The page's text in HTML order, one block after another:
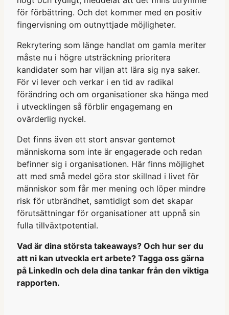
för förbättring. Och det kommer med en positiv
fingervisning om outnyttjade möjligheter.
Rekrytering som länge handlat om gamla meriter
måste nu i högre utsträckning prioritera
kandidater som har viljan att lära sig nya saker.
För vi lever och verkar i en tid av radikal
förändring och om organisationer ska hänga med
i utvecklingen så förblir engagemang en
ovärderlig nyckel.
Det finns även ett stort ansvar gentemot
människorna som inte är engagerade och redan
befinner sig i organisationen. Här finns möjlighet
att med små medel göra stor skillnad i livet för
människor som får mer mening och löper mindre
risk för utbrändhet, samtidigt som det skapar
förutsättningar för organisationer att uppnå sin
fulla tillväxtpotential.
Vad är dina största takeaways? Och hur ser du
att ni kan utveckla ert arbete? Tagga oss gärna
på LinkedIn och dela dina tankar från den viktiga
rapporten.